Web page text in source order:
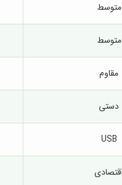
متوسط
متوسط
مقاوم
دستی
USB
اقتصادی